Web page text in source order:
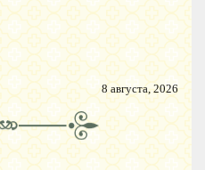
8 августа, 2026